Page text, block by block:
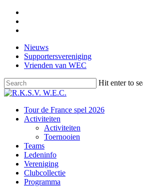
Skip
main
Nieuws
Supportersvereniging
Vrienden van WEC
Hit enter to
Close
Menu
Tour de France spel 2026
Activiteiten
Activiteiten
Toernooien
Teams
Ledeninfo
Vereniging
Clubcollectie
Programma